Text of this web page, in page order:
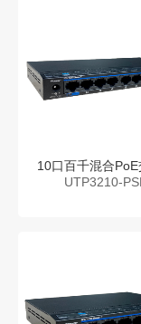
10口百千混合
UTP3210-